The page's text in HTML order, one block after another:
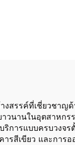
างสรรค์ที่เชี่ยวชา
วนานในอุตสาหกร
ริการแบบครบวงจ
รสีเขียว และการ